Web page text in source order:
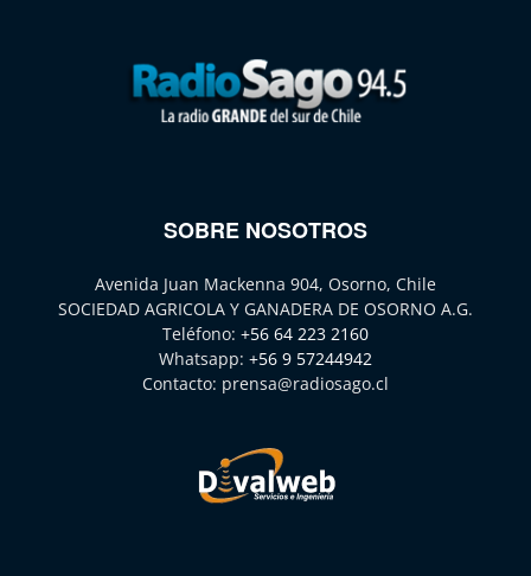
SOBRE NOSOTROS
Avenida Juan Mackenna 904, Osorno, Chile
SOCIEDAD AGRICOLA Y GANADERA DE OSORNO A.G.
Teléfono: +56 64 223 2160
Whatsapp: +56 9 57244942
Contacto: prensa@radiosago.cl